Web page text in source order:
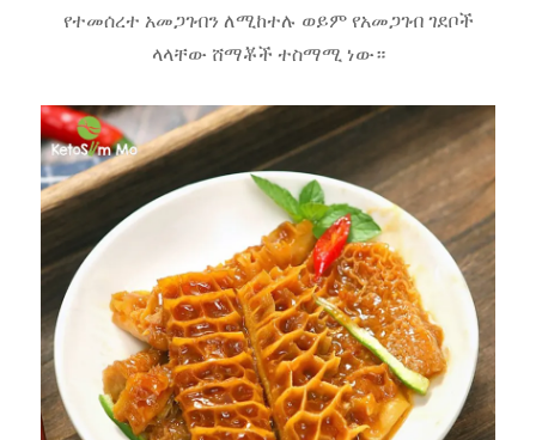
የተመሰረተ አመጋገብን ለሚከተሉ ወይም የአመጋገብ ገደቦች
ላላቸው ሸማቾች ተስማሚ ነው።